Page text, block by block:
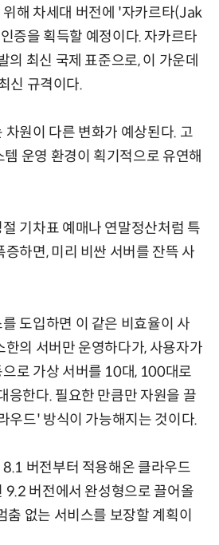
해 차세대 버전에 '자카르타(Jak
증을 획득할 예정이다. 자카르타
의 최신 국제 표준으로, 이 가운데
신 규격이다.
차원이 다른 변화가 예상된다. 고
운영 환경이 획기적으로 유연해
기차표 예매나 연말정산처럼 특
하면, 미리 비싼 서버를 잔뜩 사
도입하면 이 같은 비효율이 사
한의 서버만 운영하다가, 사용자가
로 가상 서버를 10대, 100대로
응한다. 필요한 만큼만 자원을 끌
우드' 방식이 가능해지는 것이다.
버전부터 적용해온 클라우드
9.2 버전에서 완성형으로 끌어올
춤 없는 서비스를 보장할 계획이